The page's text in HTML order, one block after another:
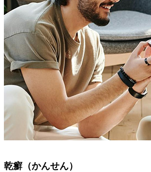
乾癬（かんせん）